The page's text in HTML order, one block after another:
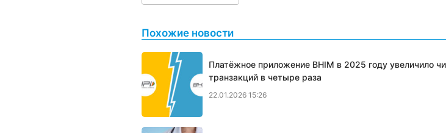
Похожие новости
Платёжное приложение BHIM в 2025 году увеличило
транзакций в четыре раза
22.01.2026 15:26